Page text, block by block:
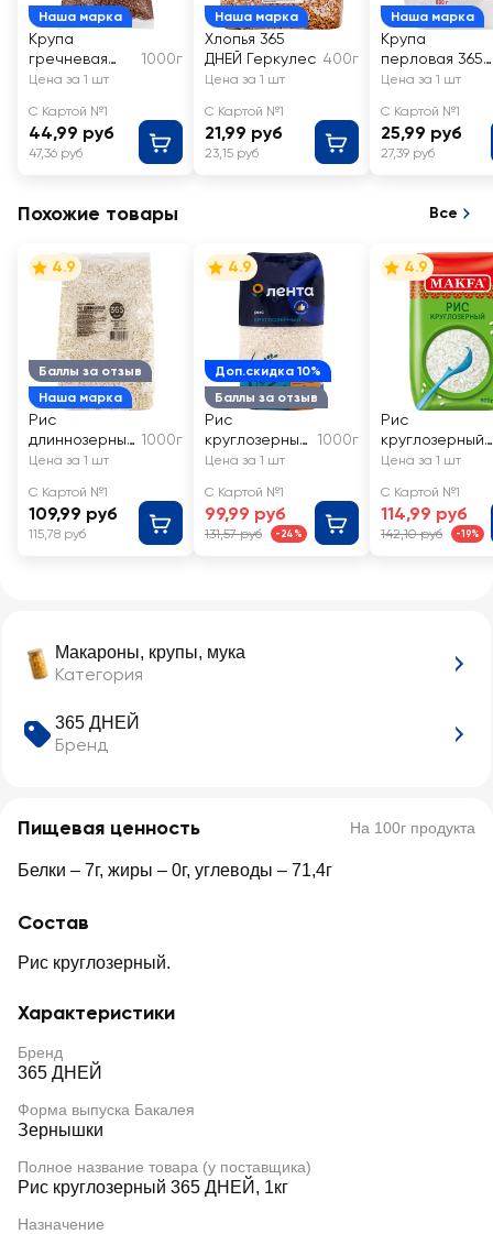
Макароны, крупы, мука
Категория
365 ДНЕЙ
Бренд
Пищевая ценность На 100г продукта
Белки – 7г, жиры – 0г, углеводы – 71,4г
Состав
Рис круглозерный.
Характеристики
Бренд
365 ДНЕЙ
Форма выпуска Бакалея
Зернышки
Полное название товара (у поставщика)
Рис круглозерный 365 ДНЕЙ, 1кг
Назначение
Наша марка
Крупа
гречневая
365 ДНЕЙ 1-й
1000г
Цена за 1 шт
С Картой №1
44,99 руб
47,36 руб
Наша марка
Хлопья 365
ДНЕЙ Геркулес 400г
Цена за 1 шт
С Картой №1
21,99 руб
23,15 руб
Наша марка
Крупа
перловая 365
ДНЕЙ №1
Цена за 1 шт
С Картой №1
25,99 руб
27,39 руб
Похожие товары Все
Баллы за отзыв
Наша марка
4.9
Рис
длиннозерный
365 ДНЕЙ 3-й
1000г
Цена за 1 шт
С Картой №1
109,99 руб
115,78 руб
Доп.скидка 10%
Баллы за отзыв
4.9
Рис
круглозерный
ЛЕНТА 1-й
1000г
Цена за 1 шт
С Картой №1
99,99 руб
131,57 руб -24%
4.9
Рис
круглозерный
MAKFA
Цена за 1 шт
С Картой №1
114,99 руб
142,10 руб -19%